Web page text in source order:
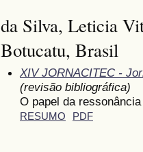
da Silva, Leticia
Botucatu, Brasil
XIV JORNACITEC -
(revisão bibliográfica)
O papel da
RESUMO PDF